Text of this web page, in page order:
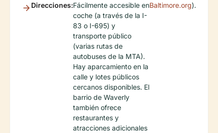
Direcciones:Fácilmente accesible en
coche (a través de la I-
83 o I-695) y
transporte público
(varias rutas de
autobuses de la MTA).
Hay aparcamiento en la
calle y lotes públicos
cercanos disponibles. El
barrio de Waverly
también ofrece
restaurantes y
atracciones adicionales
Baltimore.org).